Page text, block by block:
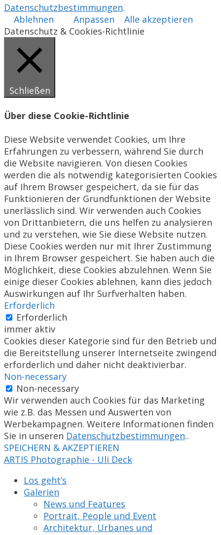
Datenschutzbestimmungen.
Ablehnen
Anpassen
Alle akzeptieren
Datenschutz & Cookies-Richtlinie
Schließen
Über diese Cookie-Richtlinie
Diese Website verwendet Cookies, um Ihre
Erfahrungen zu verbessern, während Sie durch
die Website navigieren. Von diesen Cookies
werden die als notwendig kategorisierten Cookies
auf Ihrem Browser gespeichert, da sie für das
Funktionieren der Grundfunktionen der Website
unerlässlich sind. Wir verwenden auch Cookies
von Drittanbietern, die uns helfen zu analysieren
und zu verstehen, wie Sie diese Website nutzen.
Diese Cookies werden nur mit Ihrer Zustimmung
in Ihrem Browser gespeichert. Sie haben auch die
Möglichkeit, diese Cookies abzulehnen. Wenn Sie
einige dieser Cookies ablehnen, kann dies jedoch
Auswirkungen auf Ihr Surfverhalten haben.
Erforderlich
Erforderlich
immer aktiv
Cookies dieser Kategorie sind für den Betrieb und
die Bereitstellung unserer Internetseite zwingend
erforderlich und daher nicht deaktivierbar.
Non-necessary
Non-necessary
Wir verwenden auch Cookies für das Marketing
wie z.B. das Messen und Auswerten von
Werbekampagnen. Weitere Informationen finden
Sie in unseren Datenschutzbestimmungen..
SPEICHERN & AKZEPTIEREN
ARTIS Photographie - Uli Deck
Los geht’s
Galerien
News und Features
Portrait, People und Event
Architektur, Urbanes und